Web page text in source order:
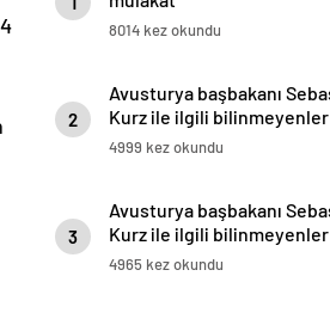
8014 kez okundu
2
Kurz ile ilgili bilinmeyenler
4999 kez okundu
3
Kurz ile ilgili bilinmeyenler
4965 kez okundu